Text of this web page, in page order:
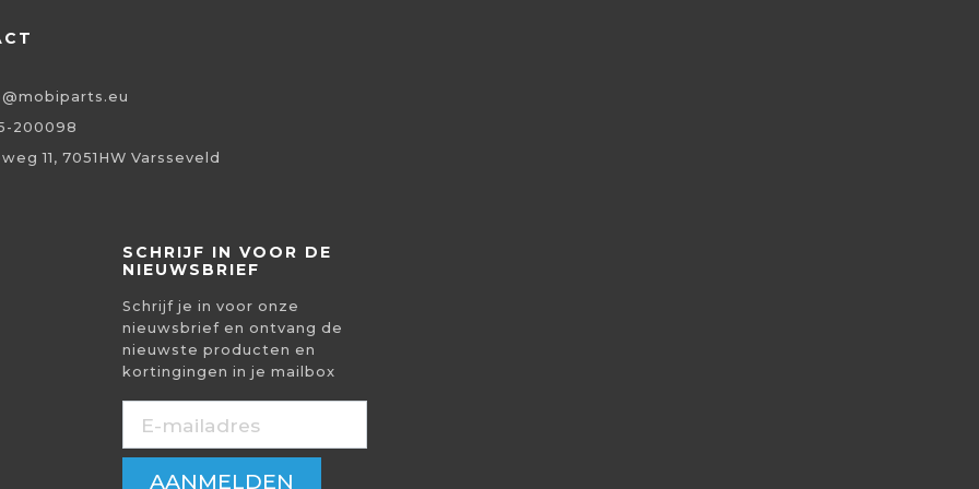
200098
11, 7051HW Varsseveld
SCHRIJF IN VOOR DE
NIEUWSBRIEF
Schrijf je in voor onze
nieuwsbrief en ontvang de
nieuwste producten en
kortingingen in je mailbox
AANMELDEN